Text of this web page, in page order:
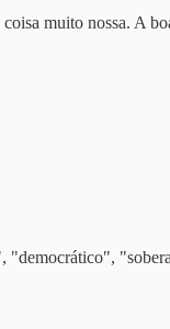
muito nossa. A
"democrático",